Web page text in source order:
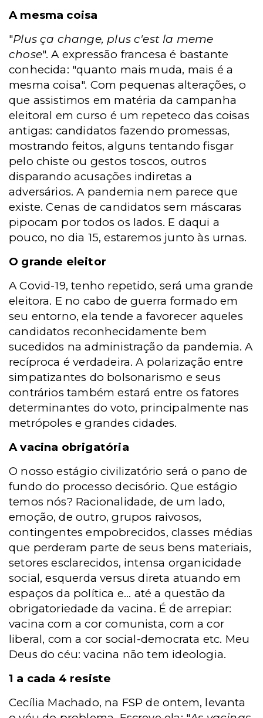
A mesma coisa
"Plus ça change, plus c'est la meme
chose". A expressão francesa é bastante
conhecida: "quanto mais muda, mais é a
mesma coisa". Com pequenas alterações, o
que assistimos em matéria da campanha
eleitoral em curso é um repeteco das coisas
antigas: candidatos fazendo promessas,
mostrando feitos, alguns tentando fisgar
pelo chiste ou gestos toscos, outros
disparando acusações indiretas a
adversários. A pandemia nem parece que
existe. Cenas de candidatos sem máscaras
pipocam por todos os lados. E daqui a
pouco, no dia 15, estaremos junto às urnas.
O grande eleitor
A Covid-19, tenho repetido, será uma grande
eleitora. E no cabo de guerra formado em
seu entorno, ela tende a favorecer aqueles
candidatos reconhecidamente bem
sucedidos na administração da pandemia. A
recíproca é verdadeira. A polarização entre
simpatizantes do bolsonarismo e seus
contrários também estará entre os fatores
determinantes do voto, principalmente nas
metrópoles e grandes cidades.
A vacina obrigatória
O nosso estágio civilizatório será o pano de
fundo do processo decisório. Que estágio
temos nós? Racionalidade, de um lado,
emoção, de outro, grupos raivosos,
contingentes empobrecidos, classes médias
que perderam parte de seus bens materiais,
setores esclarecidos, intensa organicidade
social, esquerda versus direta atuando em
espaços da política e... até a questão da
obrigatoriedade da vacina. É de arrepiar:
vacina com a cor comunista, com a cor
liberal, com a cor social-democrata etc. Meu
Deus do céu: vacina não tem ideologia.
1 a cada 4 resiste
Cecília Machado, na FSP de ontem, levanta